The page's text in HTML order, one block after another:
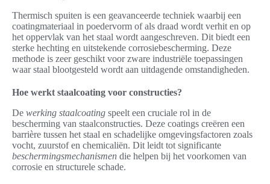
Thermisch spuiten is een geavanceerde techniek waarbij een
coatingmateriaal in poedervorm of als draad wordt verhit en op
het oppervlak van het staal wordt aangeschreven. Dit biedt een
sterke hechting en uitstekende corrosiebescherming. Deze
methode is zeer geschikt voor zware industriële toepassingen
waar staal blootgesteld wordt aan uitdagende omstandigheden.
Hoe werkt staalcoating voor constructies?
De werking staalcoating speelt een cruciale rol in de
bescherming van staalconstructies. Deze coatings creëren een
barrière tussen het staal en schadelijke omgevingsfactoren zoals
vocht, zuurstof en chemicaliën. Dit leidt tot significante
beschermingsmechanismen die helpen bij het voorkomen van
corrosie en structurele schade.